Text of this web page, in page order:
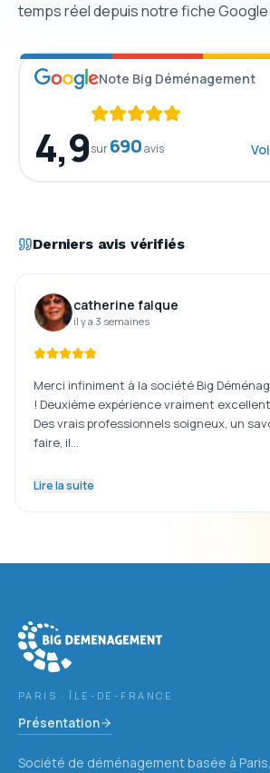
temps réel depuis notre fiche
Note Big Déménagement
4,9sur690avis
Derniers avis vérifiés
catherine falque
il y a 3 semaines
Merci infiniment à la société Big
! Deuxième expérience vraiment
Des vrais professionnels soigneux, un
faire, il…
Lire la suite
PARIS · ÎLE-DE-FRANCE
Présentation
Société de déménagement basée à